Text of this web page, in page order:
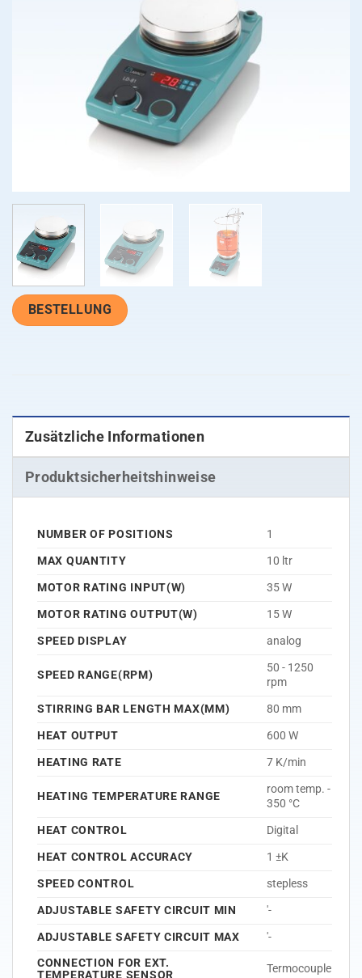
BESTELLUNG
Zusätzliche Informationen
Produktsicherheitshinweise
NUMBER OF POSITIONS
1
MAX QUANTITY
10 ltr
MOTOR RATING INPUT(W)
35 W
MOTOR RATING OUTPUT(W)
15 W
SPEED DISPLAY
analog
SPEED RANGE(RPM)
50 - 1250
rpm
STIRRING BAR LENGTH MAX(MM)
80 mm
HEAT OUTPUT
600 W
HEATING RATE
7 K/min
HEATING TEMPERATURE RANGE
room temp. -
350 °C
HEAT CONTROL
Digital
HEAT CONTROL ACCURACY
1 ±K
SPEED CONTROL
stepless
ADJUSTABLE SAFETY CIRCUIT MIN
'-
ADJUSTABLE SAFETY CIRCUIT MAX
'-
CONNECTION FOR EXT.
TEMPERATURE SENSOR
Termocouple